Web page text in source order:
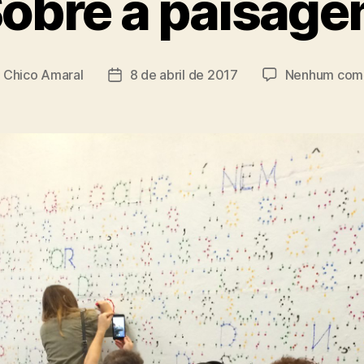
Chico Amaral
Data8 de abril de 2017 Nenhum